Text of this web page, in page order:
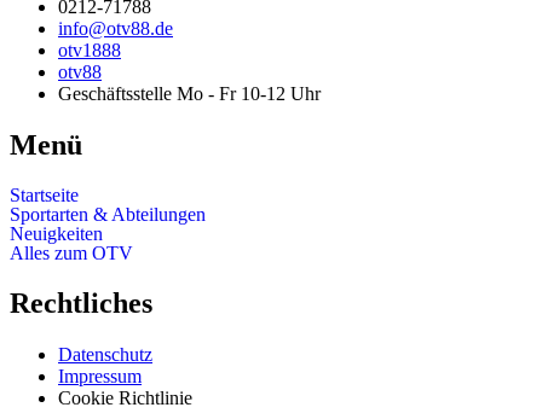
0212-71788
info@otv88.de
otv1888
otv88
Geschäftsstelle Mo - Fr 10-12 Uhr
Menü
Startseite
Sportarten & Abteilungen
Neuigkeiten
Alles zum OTV
Rechtliches
Datenschutz
Impressum
Cookie Richtlinie